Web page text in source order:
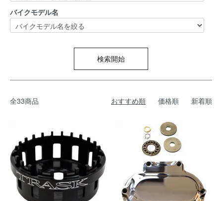
バイクモデル名
検索開始
全33商品 おすすめ順 価格順 新着順